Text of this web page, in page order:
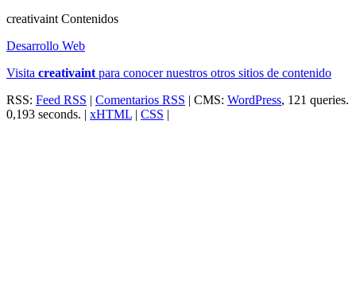
creativaint Contenidos
Desarrollo Web
Visita creativaint para conocer nuestros otros sitios de contenido
RSS: Feed RSS | Comentarios RSS | CMS: WordPress, 121 queries.
0,193 seconds. | xHTML | CSS |